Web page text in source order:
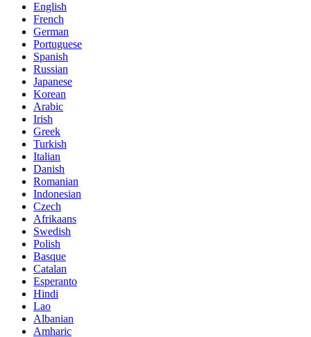
English
French
German
Portuguese
Spanish
Russian
Japanese
Korean
Arabic
Irish
Greek
Turkish
Italian
Danish
Romanian
Indonesian
Czech
Afrikaans
Swedish
Polish
Basque
Catalan
Esperanto
Hindi
Lao
Albanian
Amharic